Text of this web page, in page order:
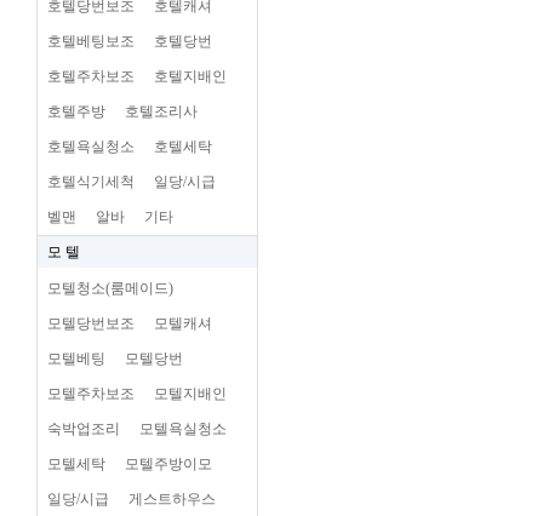
호텔당번보조 호텔캐셔
호텔베팅보조 호텔당번
호텔주차보조 호텔지배인
호텔주방 호텔조리사
호텔욕실청소 호텔세탁
호텔식기세척 일당/시급
벨맨 알바 기타
모 텔
모텔청소(룸메이드)
모텔당번보조 모텔캐셔
모텔베팅 모텔당번
모텔주차보조 모텔지배인
숙박업조리 모텔욕실청소
모텔세탁 모텔주방이모
일당/시급 게스트하우스